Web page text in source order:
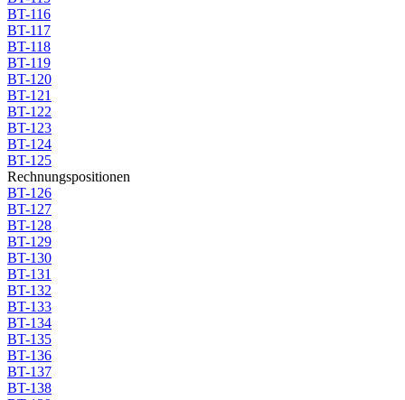
BT-116
BT-117
BT-118
BT-119
BT-120
BT-121
BT-122
BT-123
BT-124
BT-125
Rechnungspositionen
BT-126
BT-127
BT-128
BT-129
BT-130
BT-131
BT-132
BT-133
BT-134
BT-135
BT-136
BT-137
BT-138